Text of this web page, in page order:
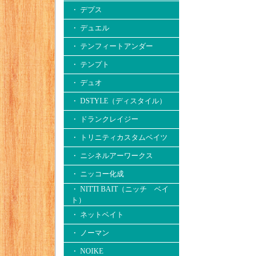
・ デプス
・ デュエル
・ テンフィートアンダー
・ テンプト
・ デュオ
・ DSTYLE（ディスタイル）
・ ドランクレイジー
・ トリニティカスタムベイツ
・ ニシネルアーワークス
・ ニッコー化成
・ NITTI BAIT（ニッチ ベイ
ト）
・ ネットベイト
・ ノーマン
・ NOIKE